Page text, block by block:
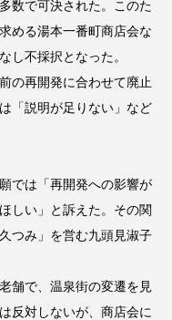
数で可決された。このた
める湯本一番町商店会な
し不採択となった。
の再開発に合わせて廃止
「説明が足りない」など
では「再開発への影響が
しい」と訴えた。その関
つみ」を営む九頭見淑子
舗で、温泉街の変遷を見
反対しないが、商店会に